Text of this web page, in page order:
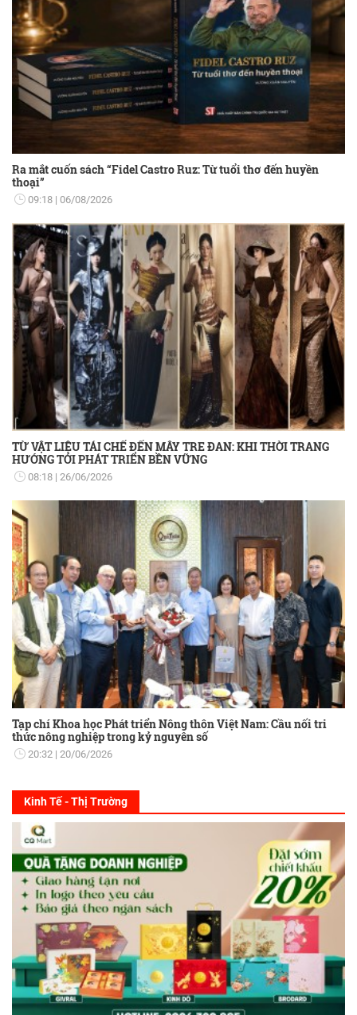
Ra mắt cuốn sách “Fidel Castro Ruz: Từ tuổi thơ đến huyền
thoại”
09:18 06/08/2026
TỪ VẬT LIỆU TÁI CHẾ ĐẾN MÂY TRE ĐAN: KHI THỜI TRANG
HƯỚNG TỚI PHÁT TRIỂN BỀN VỮNG
08:18 26/06/2026
Tạp chí Khoa học Phát triển Nông thôn Việt Nam: Cầu nối tri
thức nông nghiệp trong kỷ nguyên số
20:32 20/06/2026
Kinh Tế - Thị Trường